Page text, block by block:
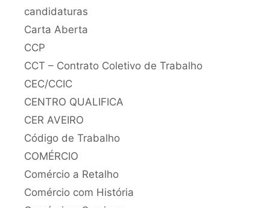
candidaturas
Carta Aberta
CCP
CCT – Contrato Coletivo de Trabalho
CEC/CCIC
CENTRO QUALIFICA
CER AVEIRO
Código de Trabalho
COMÉRCIO
Comércio a Retalho
Comércio com História